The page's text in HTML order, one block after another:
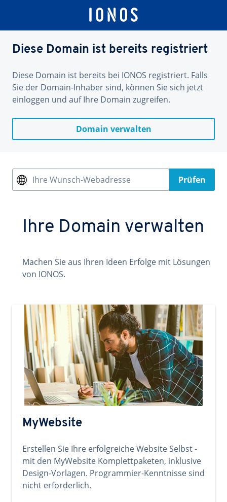
Diese Domain ist bereits registriert
Diese Domain ist bereits bei IONOS registriert. Falls
Sie der Domain-Inhaber sind, können Sie sich jetzt
einloggen und auf Ihre Domain zugreifen.
Domain verwalten
Ihre Wunsch-Webadresse Prüfen
Ihre Domain verwalten
Machen Sie aus Ihren Ideen Erfolge mit Lösungen
von IONOS.
MyWebsite
Erstellen Sie Ihre erfolgreiche Website Selbst -
mit den MyWebsite Komplettpaketen, inklusive
Design-Vorlagen. Programmier-Kenntnisse sind
nicht erforderlich.